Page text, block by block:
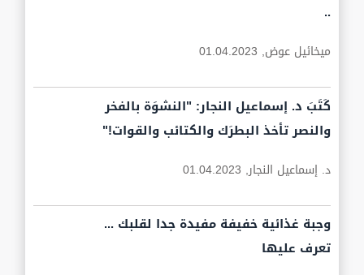
..
ميخائيل عوض, 01.04.2023
كَتَبَ د. إسماعيل النجار: "النشوَة بالفخر
والنصر تأخذ البطرَك والكتائب والقوات!"
د. إسماعيل النجار, 01.04.2023
وجبة غذائية خفيفة مفيدة جدا لقلبك ...
تعرف عليها